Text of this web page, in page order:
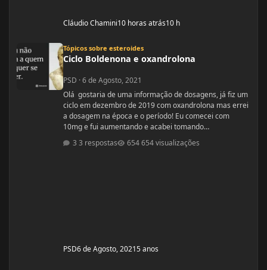
Cláudio Chamini10 horas atrás10 h
Tópicos sobre esteroides
Ciclo Boldenona e oxandrolona
PSD ·6 de Agosto, 2021
Olá gostaria de uma informação de dosagens, já fiz um
ciclo em dezembro de 2019 com oxandrolona mas errei
a dosagem na época e o período! Eu comecei com
10mg e fui aumentando e acabei tomando
60mg porque entendi errado foram 4 semanas tive
ganhos de 5 quilos. Eu já treinava na época a 4 anos já
3 respostas 654 visualizações
PSD6 de Agosto, 20215 anos